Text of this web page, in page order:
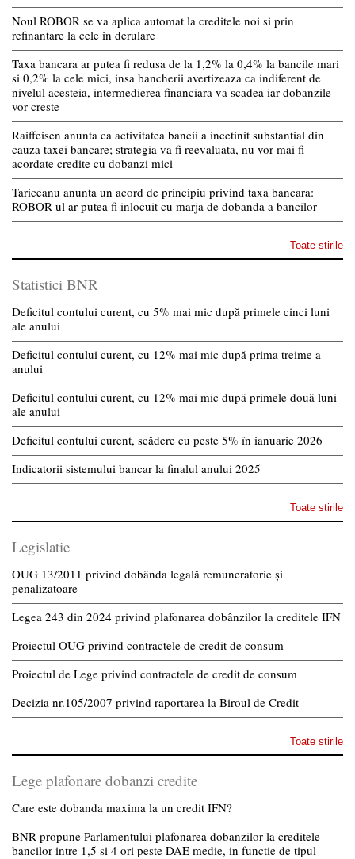
Noul ROBOR se va aplica automat la creditele noi si prin
refinantare la cele in derulare
Taxa bancara ar putea fi redusa de la 1,2% la 0,4% la bancile mari
si 0,2% la cele mici, insa bancherii avertizeaza ca indiferent de
nivelul acesteia, intermedierea financiara va scadea iar dobanzile
vor creste
Raiffeisen anunta ca activitatea bancii a incetinit substantial din
cauza taxei bancare; strategia va fi reevaluata, nu vor mai fi
acordate credite cu dobanzi mici
Tariceanu anunta un acord de principiu privind taxa bancara:
ROBOR-ul ar putea fi inlocuit cu marja de dobanda a bancilor
Toate stirile
Statistici BNR
Deficitul contului curent, cu 5% mai mic după primele cinci luni
ale anului
Deficitul contului curent, cu 12% mai mic după prima treime a
anului
Deficitul contului curent, cu 12% mai mic după primele două luni
ale anului
Deficitul contului curent, scădere cu peste 5% în ianuarie 2026
Indicatorii sistemului bancar la finalul anului 2025
Toate stirile
Legislatie
OUG 13/2011 privind dobânda legală remuneratorie și
penalizatoare
Legea 243 din 2024 privind plafonarea dobânzilor la creditele IFN
Proiectul OUG privind contractele de credit de consum
Proiectul de Lege privind contractele de credit de consum
Decizia nr.105/2007 privind raportarea la Biroul de Credit
Toate stirile
Lege plafonare dobanzi credite
Care este dobanda maxima la un credit IFN?
BNR propune Parlamentului plafonarea dobanzilor la creditele
bancilor intre 1,5 si 4 ori peste DAE medie, in functie de tipul